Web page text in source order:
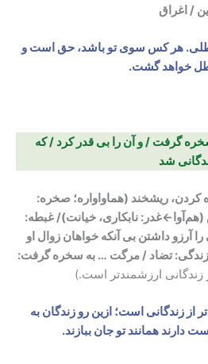
/ اغراق
هر کس سوی تو باشد، حق است و
خواهد گشت.
گرفت / و آن را بی قدر کرد / که
شد
ریشخند (هماواواره؛ صخره:
نابکاری، خیانت)/ غبطه:
آرزو داشتن بی آنکه خواهان زوال او
تضاد / مرگت … به سخره گرفت:
زندگانی ارزشمندتر است.)
از زندگانی است؛ ازین رو زندگان به
همانند تو جان ببازند.